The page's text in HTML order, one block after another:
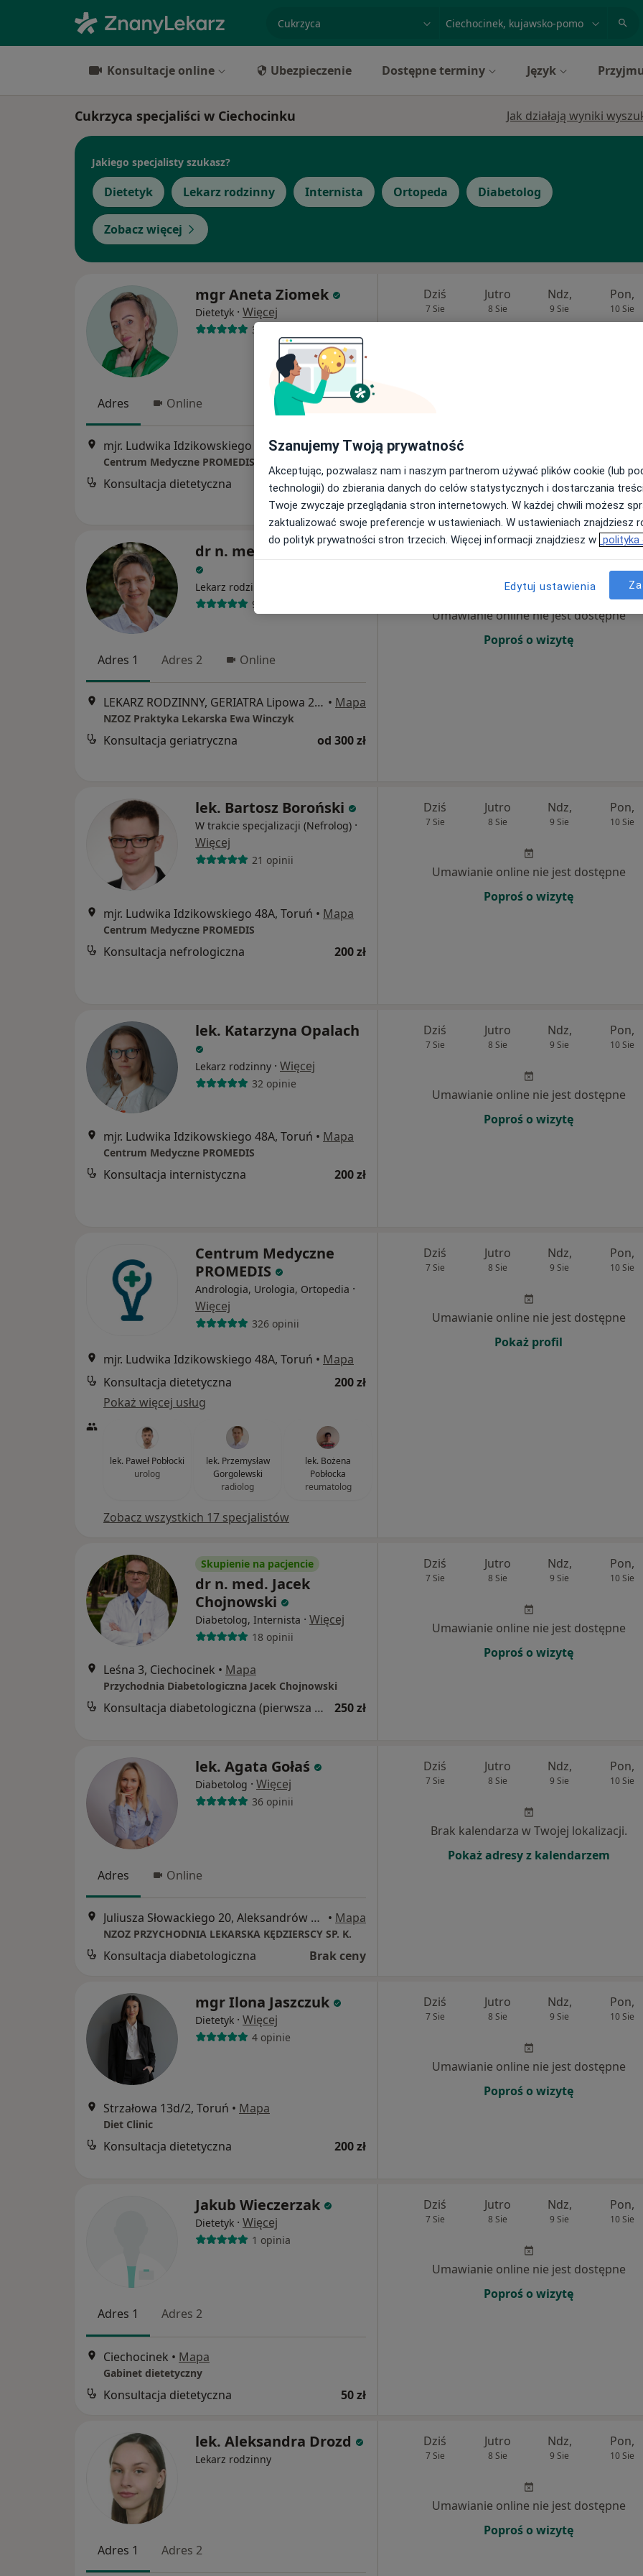
Konsultacje online Ubezpieczenie Dostępne terminy Język
Cukrzyca specjaliści w Ciechocinku Jak działają wyniki
Jakiego specjalisty szukasz?
Dietetyk Lekarz rodzinny Internista Ortopeda Diabetolog
Zobacz więcej
mgr Aneta Ziomek
Dietetyk · Więcej
30 opinii
Adres Online
mjr. Ludwika Idzikowskiego 48A, Toruń •Mapa
Centrum Medyczne PROMEDIS
Konsultacja dietetyczna 200 zł
Dziś
7 Sie
Jutro
8 Sie
Ndz,
9 Sie
Pon,
10 Sie
dr n. med. Ewa Winczyk
Lekarz rodzinny, Geriatra
99 opinii
Adres 1 Adres 2 Online
LEKARZ RODZINNY, GERIATRA Lipowa 2, Ciechocinek • Mapa
NZOZ Praktyka Lekarska Ewa Winczyk
Konsultacja geriatryczna od 300 zł
Ndz, Pon,
Umawianie online nie jest dostępne
Poproś o wizytę
lek. Bartosz Boroński
W trakcie specjalizacji (Nefrolog) ·
Więcej
21 opinii
mjr. Ludwika Idzikowskiego 48A, Toruń • Mapa
Centrum Medyczne PROMEDIS
Konsultacja nefrologiczna 200 zł
Dziś
7 Sie
Jutro
8 Sie
Ndz,
9 Sie
Pon,
10 Sie
Umawianie online nie jest dostępne
Poproś o wizytę
lek. Katarzyna Opalach
Lekarz rodzinny · Więcej
32 opinie
mjr. Ludwika Idzikowskiego 48A, Toruń • Mapa
Centrum Medyczne PROMEDIS
Konsultacja internistyczna 200 zł
Dziś
7 Sie
Jutro
8 Sie
Ndz,
9 Sie
Pon,
10 Sie
Umawianie online nie jest dostępne
Poproś o wizytę
Centrum Medyczne
PROMEDIS
Andrologia, Urologia, Ortopedia ·
Więcej
326 opinii
mjr. Ludwika Idzikowskiego 48A, Toruń • Mapa
Konsultacja dietetyczna
200 zł
Pokaż więcej usług
lek. Paweł Pobłocki
urolog
lek. Przemysław
Gorgolewski
radiolog
lek. Bożena
Pobłocka
reumatolog
Zobacz wszystkich 17 specjalistów
Dziś
7 Sie
Jutro
8 Sie
Ndz,
9 Sie
Pon,
10 Sie
Umawianie online nie jest dostępne
Pokaż profil
Skupienie na pacjencie
dr n. med. Jacek
Chojnowski
Diabetolog, Internista · Więcej
18 opinii
Leśna 3, Ciechocinek • Mapa
Przychodnia Diabetologiczna Jacek Chojnowski
Konsultacja diabetologiczna (pierwsza wizyta) 250 zł
Dziś
7 Sie
Jutro
8 Sie
Ndz,
9 Sie
Pon,
10 Sie
Umawianie online nie jest dostępne
Poproś o wizytę
lek. Agata Gołaś
Diabetolog · Więcej
36 opinii
Adres Online
Juliusza Słowackiego 20, Aleksandrów Kujawski • Mapa
NZOZ PRZYCHODNIA LEKARSKA KĘDZIERSCY SP. K.
Konsultacja diabetologiczna Brak ceny
Dziś
7 Sie
Jutro
8 Sie
Ndz,
9 Sie
Pon,
10 Sie
Brak kalendarza w Twojej lokalizacji.
Pokaż adresy z kalendarzem
mgr Ilona Jaszczuk
Dietetyk · Więcej
4 opinie
Strzałowa 13d/2, Toruń • Mapa
Diet Clinic
Konsultacja dietetyczna 200 zł
Dziś
7 Sie
Jutro
8 Sie
Ndz,
9 Sie
Pon,
10 Sie
Umawianie online nie jest dostępne
Poproś o wizytę
Jakub Wieczerzak
Dietetyk · Więcej
1 opinia
Adres 1 Adres 2
Ciechocinek • Mapa
Gabinet dietetyczny
Konsultacja dietetyczna 50 zł
Dziś
7 Sie
Jutro
8 Sie
Ndz,
9 Sie
Pon,
10 Sie
Umawianie online nie jest dostępne
Poproś o wizytę
lek. Aleksandra Drozd
Lekarz rodzinny
Adres 1 Adres 2
Dziś
7 Sie
Jutro
8 Sie
Ndz,
9 Sie
Pon,
10 Sie
Umawianie online nie jest dostępne
Poproś o wizytę
Szanujemy Twoją prywatność
Akceptując, pozwalasz nam i naszym partnerom używać plików cookie (lub
technologii) do zbierania danych do celów statystycznych i dostarczania
Twoje zwyczaje przeglądania stron internetowych. W każdej chwili możesz
zaktualizować swoje preferencje w ustawieniach. W ustawieniach znajdziesz
do polityk prywatności stron trzecich. Więcej informacji znajdziesz w polityka
Edytuj ustawienia